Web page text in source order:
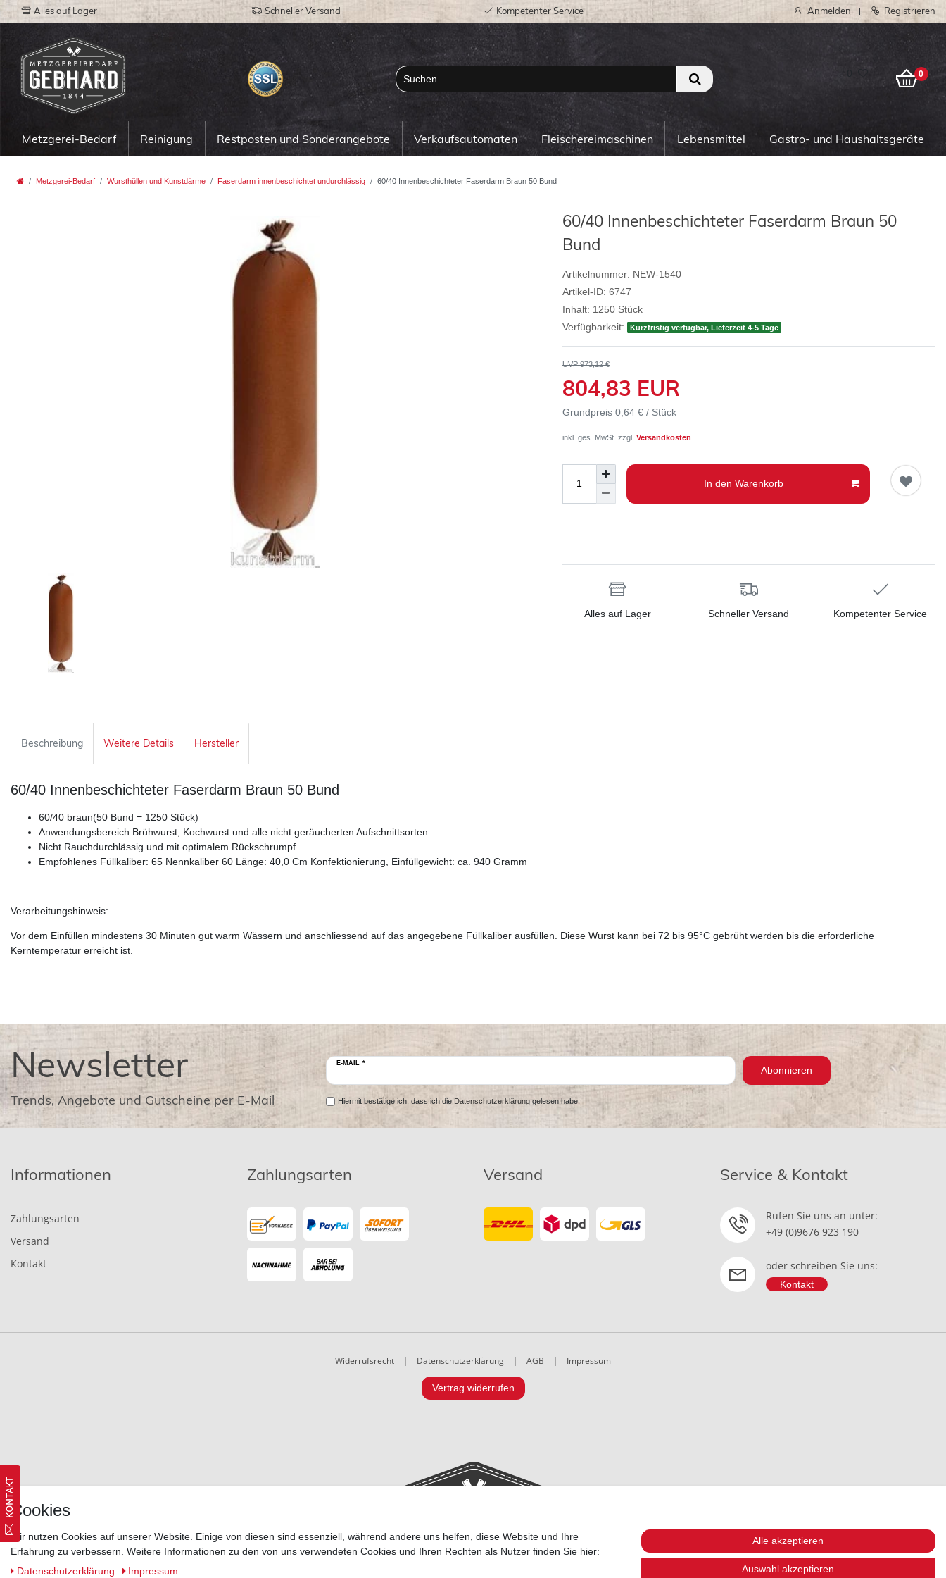
Alles auf Lager Schneller Versand Kompetenter Service Anmelden | Registrieren
0
0
Metzgerei-Bedarf Reinigung Restposten und Sonderangebote Verkaufsautomaten Fleischereimaschinen Lebensmittel Gastro- und Haushaltsgeräte
Metzgerei-Bedarf Wursthüllen und Kunstdärme Faserdarm innenbeschichtet undurchlässig 60/40 Innenbeschichteter Faserdarm Braun 50 Bund
60/40 Innenbeschichteter Faserdarm Braun 50
Bund
Artikelnummer: NEW-1540
Artikel-ID: 6747
Inhalt: 1250 Stück
Verfügbarkeit:
Kurzfristig verfügbar, Lieferzeit 4-5 Tage
UVP 973,12 €
804,83 EUR
Grundpreis 0,64 € / Stück
inkl. ges. MwSt. zzgl. Versandkosten
In den Warenkorb
Alles auf Lager Schneller Versand Kompetenter Service
Beschreibung Weitere Details Hersteller
60/40 Innenbeschichteter Faserdarm Braun 50 Bund
60/40 braun(50 Bund = 1250 Stück)
Anwendungsbereich Brühwurst, Kochwurst und alle nicht geräucherten Aufschnittsorten.
Nicht Rauchdurchlässig und mit optimalem Rückschrumpf.
Empfohlenes Füllkaliber: 65 Nennkaliber 60 Länge: 40,0 Cm Konfektionierung, Einfüllgewicht: ca. 940 Gramm
Verarbeitungshinweis:
Vor dem Einfüllen mindestens 30 Minuten gut warm Wässern und anschliessend auf das angegebene Füllkaliber ausfüllen. Diese Wurst kann bei 72 bis 95°C gebrüht werden bis die erforderliche
Kerntemperatur erreicht ist.
Newsletter
Trends, Angebote und Gutscheine per E-Mail
E-MAIL *
Abonnieren
Hiermit bestätige ich, dass ich die Datenschutzerklärunggelesen habe.
Informationen
Zahlungsarten
Versand
Kontakt
Zahlungsarten Versand Service & Kontakt
Rufen Sie uns an unter:
+49 (0)9676 923 190
oder schreiben Sie uns:
Kontakt
Widerrufsrecht | Datenschutzerklärung | AGB | Impressum
Vertrag widerrufen
Cookies
Wir nutzen Cookies auf unserer Website. Einige von diesen sind essenziell, während andere uns helfen, diese Website und Ihre
Erfahrung zu verbessern. Weitere Informationen zu den von uns verwendeten Cookies und Ihren Rechten als Nutzer finden Sie hier:
Daten­schutz­erklärung
Impressum
Alle akzeptieren
Auswahl akzeptieren